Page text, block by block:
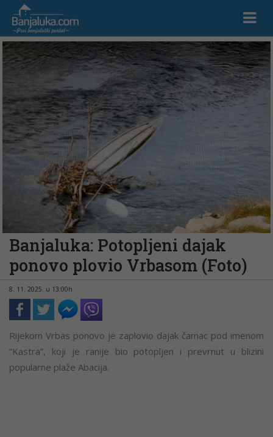
Banjaluka: Potopljeni dajak
ponovo plovio Vrbasom (Foto)
8. 11. 2025. u 13:00h
Rijekom Vrbas ponovo je zaplovio dajak čamac pod imenom
“Kastra”, koji je ranije bio potopljen i prevrnut u blizini
popularne plaže Abacija.